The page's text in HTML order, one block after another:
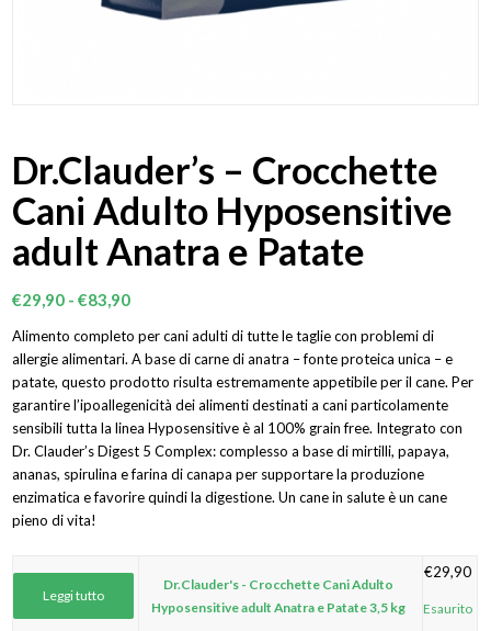
Dr.Clauder’s – Crocchette
Cani Adulto Hyposensitive
adult Anatra e Patate
€29,90 - €83,90Fascia
prezzo:
da
€29,90
a
€83,90
Alimento completo per cani adulti di tutte le taglie con problemi di
allergie alimentari. A base di carne di anatra – fonte proteica unica – e
patate, questo prodotto risulta estremamente appetibile per il cane. Per
garantire l’ipoallegenicità dei alimenti destinati a cani particolamente
sensibili tutta la linea Hyposensitive è al 100% grain free. Integrato con
Dr. Clauder’s Digest 5 Complex: complesso a base di mirtilli, papaya,
ananas, spirulina e farina di canapa per supportare la produzione
enzimatica e favorire quindi la digestione. Un cane in salute è un cane
pieno di vita!
Leggi tutto
Dr.Clauder's - Crocchette Cani Adulto
Hyposensitive adult Anatra e Patate 3,5 kg
€29,90
Esaurito